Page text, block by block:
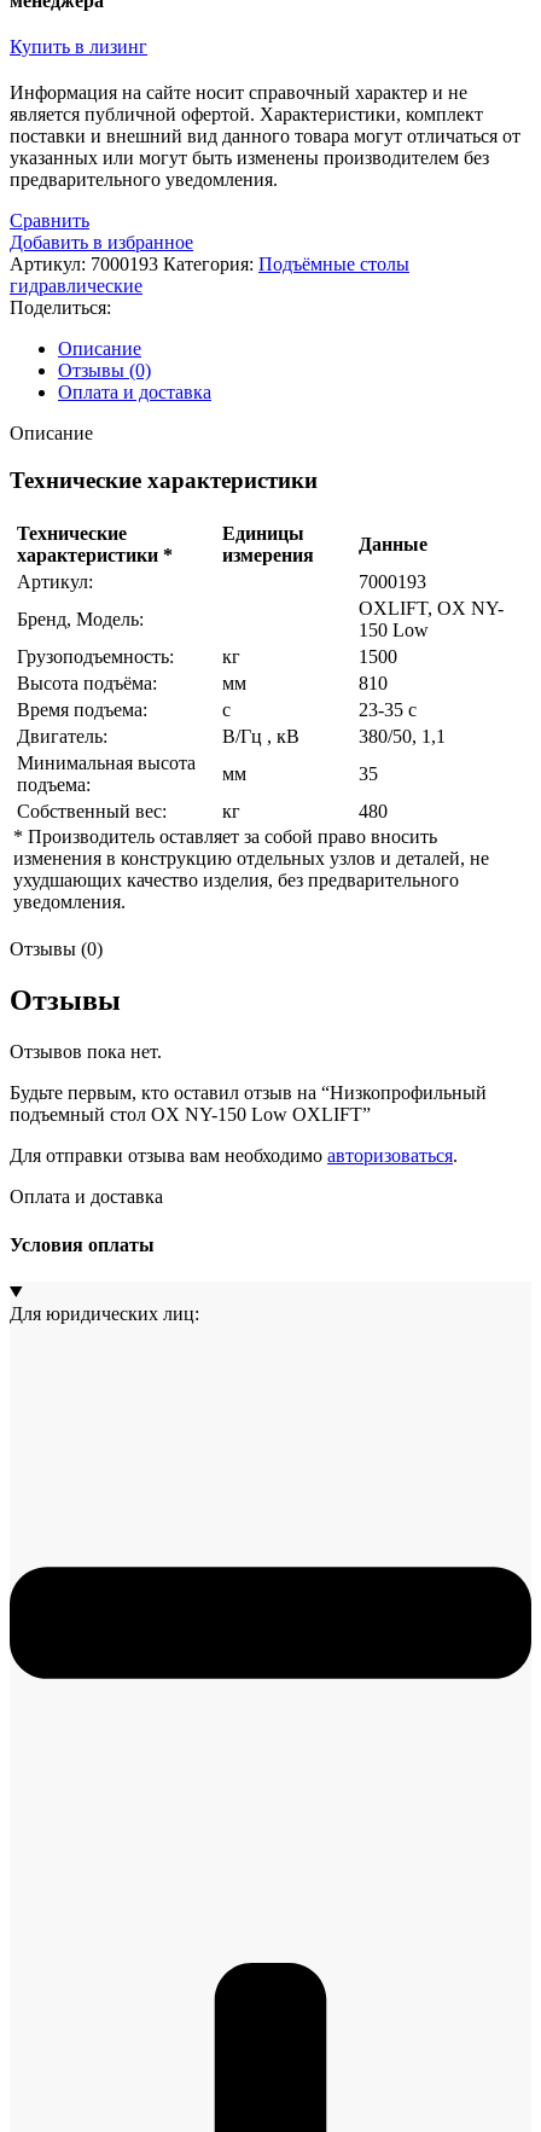
Купить в лизинг
Информация на сайте носит справочный характер и не
является публичной офертой. Xарактеристики, комплект
поставки и внешний вид данного товара могут отличаться от
указанных или могут быть изменены производителем без
предварительного уведомления.
Сравнить
Добавить в избранное
Артикул: 7000193 Категория: Подъёмные столы
гидравлические
Поделиться:
Описание
Отзывы (0)
Оплата и доставка
Описание
Технические характеристики
Технические
характеристики *
Единицы
измерения
Данные
Артикул:
7000193
Бренд, Модель:
OXLIFT, OX NY-
150 Low
Грузоподъемность:
кг
1500
Высота подъёма:
мм
810
Время подъема:
с
23-35 с
Двигатель:
В/Гц , кВ
380/50, 1,1
Минимальная высота
подъема:
мм
35
Собственный вес:
кг
480
* Производитель оставляет за собой право вносить
изменения в конструкцию отдельных узлов и деталей, не
ухудшающих качество изделия, без предварительного
уведомления.
Отзывы (0)
Отзывы
Отзывов пока нет.
Будьте первым, кто оставил отзыв на “Низкопрофильный
подъемный стол OX NY-150 Low OXLIFT”
Для отправки отзыва вам необходимо авторизоваться.
Оплата и доставка
Условия оплаты
Для юридических лиц: